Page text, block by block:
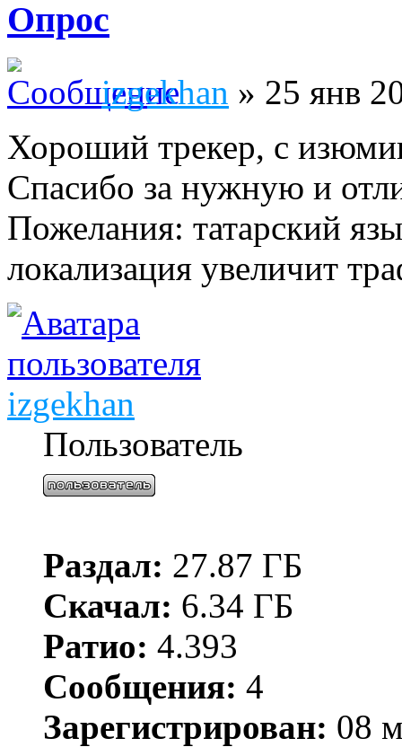
Опрос
izgekhan » 25 янв
Хороший трекер, с
Спасибо за нужную и
Пожелания: татарский
локализация увеличит
izgekhan
Пользователь
Раздал: 27.87 ГБ
Скачал: 6.34 ГБ
Ратио: 4.393
Сообщения: 4
Зарегистрирован: 08